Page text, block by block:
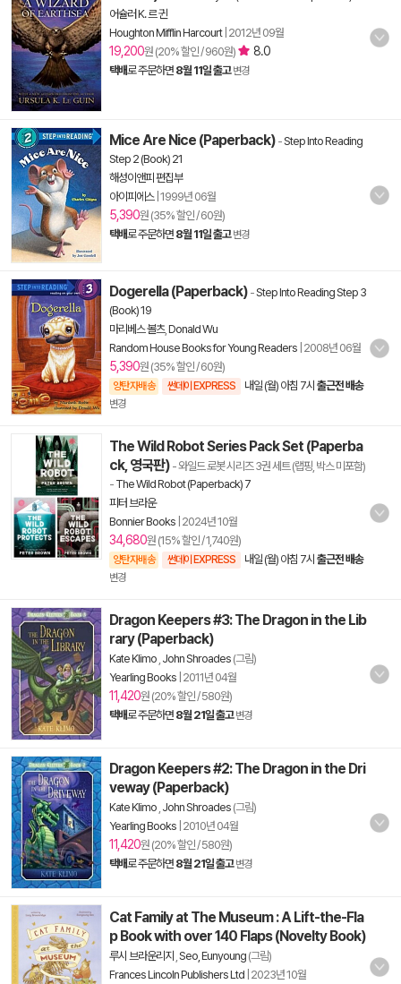
어슐러 K. 르 귄
Houghton Mifflin Harcourt| 2012년 09월
19,200원 (20% 할인 / 960원) 8.0
택배로 주문하면 8월 11일 출고 변경
Mice Are Nice (Paperback) -Step Into Reading
Step 2 (Book) 21
해성이앤피 편집부
아이피에스| 1999년 06월
5,390원 (35% 할인 / 60원)
택배로 주문하면 8월 11일 출고 변경
Dogerella (Paperback) -Step Into Reading Step 3
(Book) 19
마리베스 볼츠, Donald Wu
Random House Books for Young Readers 2008년 06월
5,390원 (35% 할인 / 60원)
양탄자배송 썬데이 EXPRESS 내일 (월) 아침 7시 출근전 배송
변경
The Wild Robot Series Pack Set (Paperba
ck, 영국판) - 와일드 로봇 시리즈 3권 세트 (랩핑, 박스 미포함)
- The Wild Robot (Paperback) 7
피터 브라운
Bonnier Books 2024년 10월
34,680원 (15% 할인 / 1,740원)
양탄자배송 썬데이 EXPRESS 내일 (월) 아침 7시 출근전 배송
변경
Dragon Keepers #3: The Dragon in the Lib
rary (Paperback)
Kate Klimo John Shroades (그림)
Yearling Books 2011년 04월
11,420원 (20% 할인 / 580원)
택배로 주문하면 8월 21일 출고 변경
Dragon Keepers #2: The Dragon in the Dri
veway (Paperback)
Kate Klimo John Shroades (그림)
Yearling Books 2010년 04월
11,420원 (20% 할인 / 580원)
택배로 주문하면 8월 21일 출고 변경
Cat Family at The Museum : A Lift-the-Fla
p Book with over 140 Flaps (Novelty Book)
루시 브라운리지 Seo, Eunyoung (그림)
Frances Lincoln Publishers Ltd 2023년 10월